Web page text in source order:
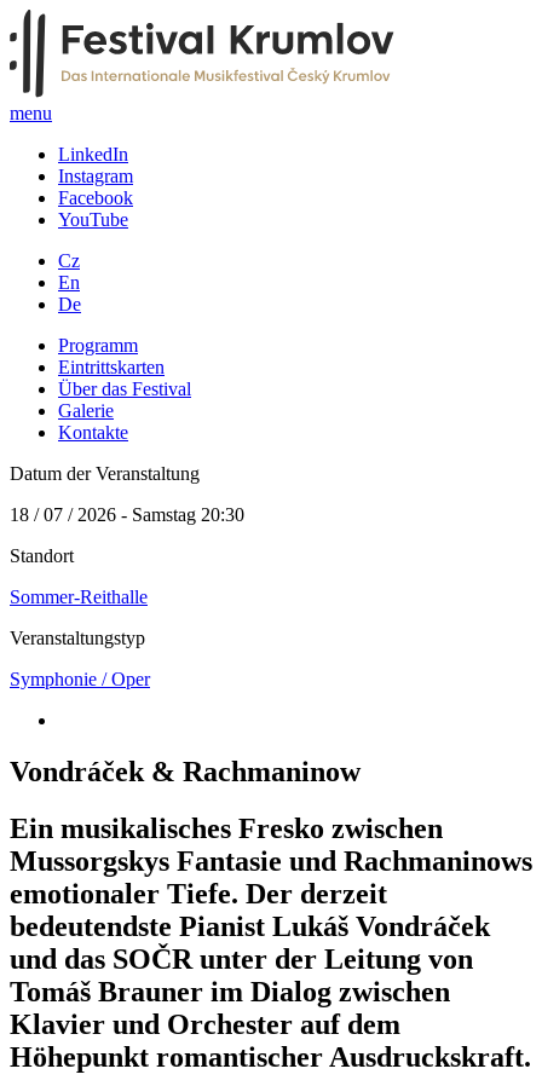
menu
LinkedIn
Instagram
Facebook
YouTube
Cz
En
De
Programm
Eintrittskarten
Über das Festival
Galerie
Kontakte
Datum der Veranstaltung
18 / 07 / 2026 - Samstag 20:30
Standort
Sommer-Reithalle
Veranstaltungstyp
Symphonie / Oper
Vondráček & Rachmaninow
Ein musikalisches Fresko zwischen
Mussorgskys Fantasie und Rachmaninows
emotionaler Tiefe. Der derzeit
bedeutendste Pianist Lukáš Vondráček
und das SOČR unter der Leitung von
Tomáš Brauner im Dialog zwischen
Klavier und Orchester auf dem
Höhepunkt romantischer Ausdruckskraft.